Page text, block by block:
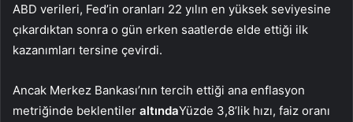
ABD verileri, Fed’in oranları 22 yılın en yüksek seviyesine
çıkardıktan sonra o gün erken saatlerde elde ettiği ilk
kazanımları tersine çevirdi.
Ancak Merkez Bankası’nın tercih ettiği ana enflasyon
metriğinde beklentiler altındaYüzde 3,8’lik hızı, faiz oranı